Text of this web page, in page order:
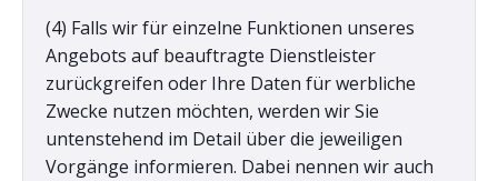
(4) Falls wir für einzelne Funktionen unseres
Angebots auf beauftragte Dienstleister
zurückgreifen oder Ihre Daten für werbliche
Zwecke nutzen möchten, werden wir Sie
untenstehend im Detail über die jeweiligen
Vorgänge informieren. Dabei nennen wir auch